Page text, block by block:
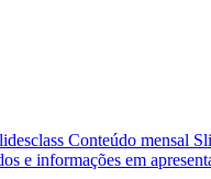
Conteúdo mensal
e informações em